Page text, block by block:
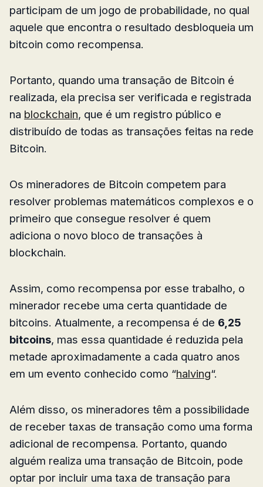
participam de um jogo de probabilidade, no qual
aquele que encontra o resultado desbloqueia um
bitcoin como recompensa.
Portanto, quando uma transação de Bitcoin é
realizada, ela precisa ser verificada e registrada
na blockchain, que é um registro público e
distribuído de todas as transações feitas na rede
Bitcoin.
Os mineradores de Bitcoin competem para
resolver problemas matemáticos complexos e o
primeiro que consegue resolver é quem
adiciona o novo bloco de transações à
blockchain.
Assim, como recompensa por esse trabalho, o
minerador recebe uma certa quantidade de
bitcoins. Atualmente, a recompensa é de 6,25
bitcoins, mas essa quantidade é reduzida pela
metade aproximadamente a cada quatro anos
em um evento conhecido como “halving“.
Além disso, os mineradores têm a possibilidade
de receber taxas de transação como uma forma
adicional de recompensa. Portanto, quando
alguém realiza uma transação de Bitcoin, pode
optar por incluir uma taxa de transação para